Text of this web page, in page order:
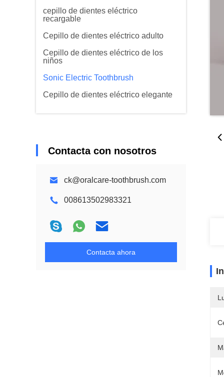
cepillo de dientes eléctrico
recargable
Cepillo de dientes eléctrico adulto
Cepillo de dientes eléctrico de los
niños
Sonic Electric Toothbrush
Cepillo de dientes eléctrico elegante
Contacta con nosotros
ck@oralcare-toothbrush.com
008613502983321
Contacta ahora